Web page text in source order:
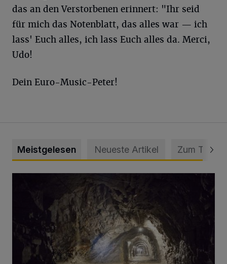
das an den Verstorbenen erinnert: "Ihr seid
für mich das Notenblatt, das alles war — ich
lass' Euch alles, ich lass Euch alles da. Merci,
Udo!
Dein Euro-Music-Peter!
Meistgelesen Neueste Artikel Zum Thema